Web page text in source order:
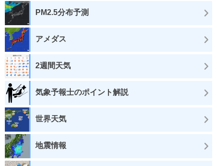
PM2.5分布予測
アメダス
2週間天気
気象予報士のポイント解説
世界天気
地震情報